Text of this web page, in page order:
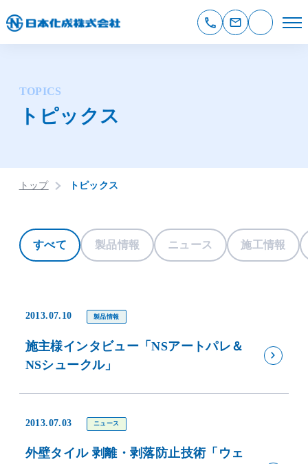
TOPICS
トピックス
トップ トピックス
すべて 製品情報 ニュース 施工情報
2013.07.10 製品情報
施主様インタビュー「NSアートパレ＆
NSシュークル」
2013.07.03 ニュース
外壁タイル 剥離・剥落防止技術「ウェ